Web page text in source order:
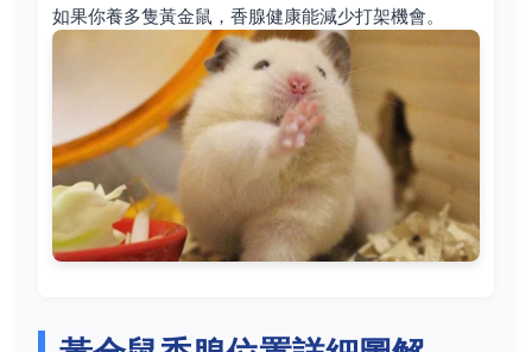
如果你養多隻黃金鼠，香腺健康能減少打架機會。